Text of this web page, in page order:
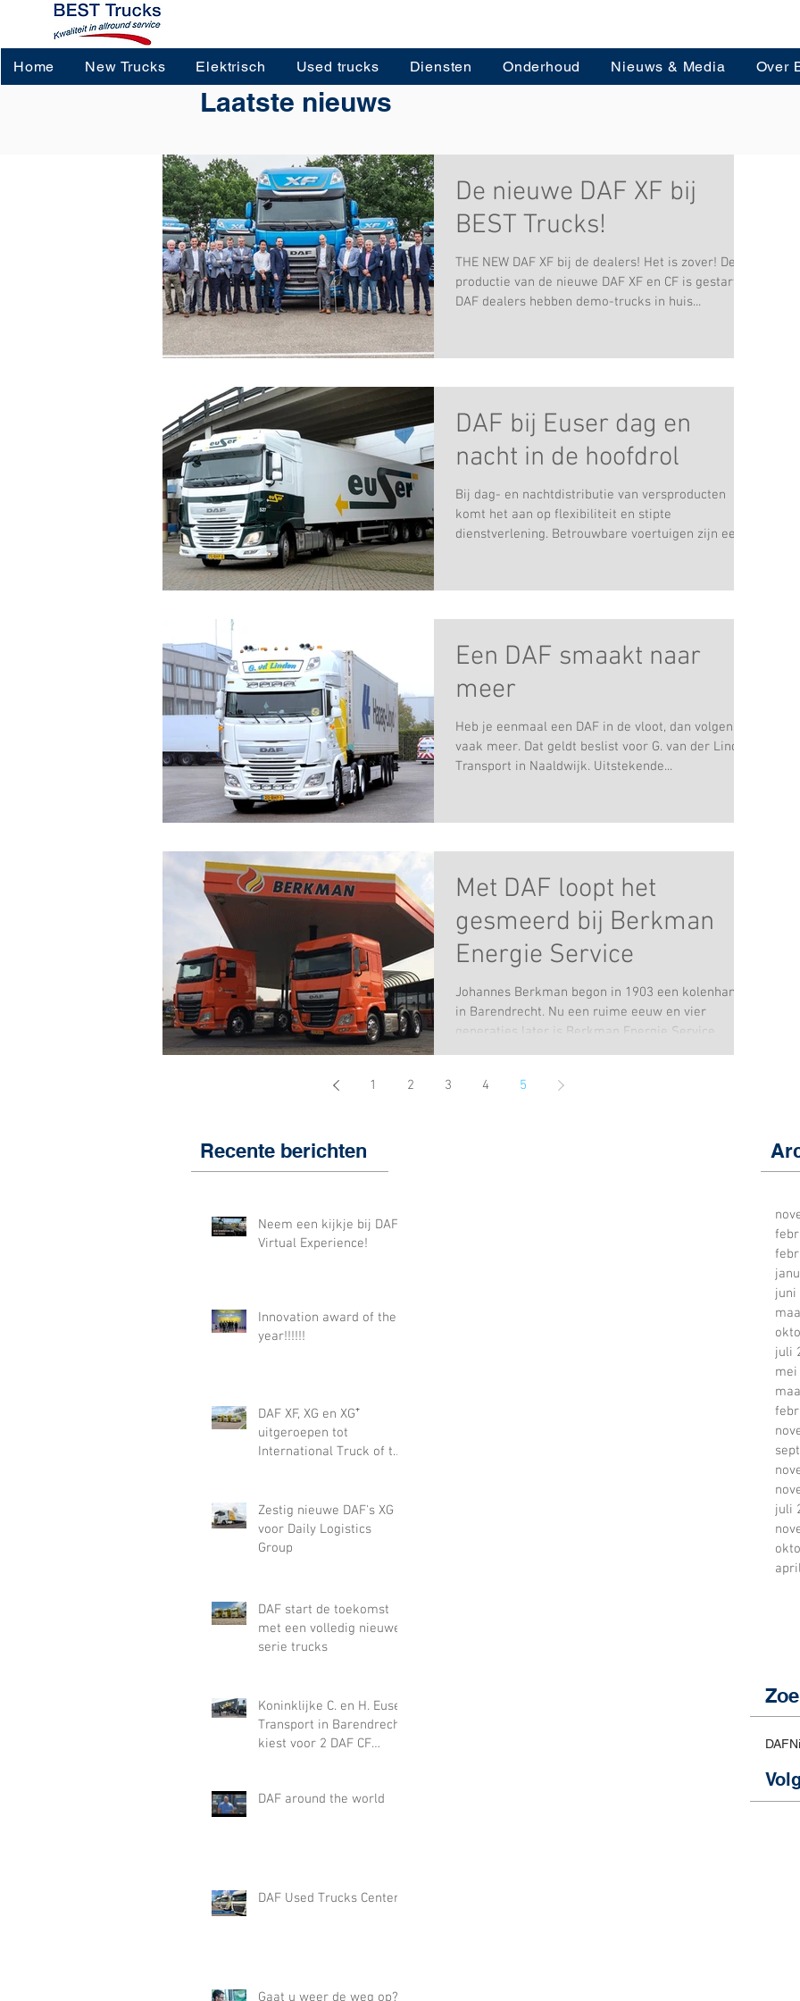
Home New Trucks Elektrisch Used trucks Diensten Onderhoud Nieuws & Media Over
Laatste nieuws
De nieuwe DAF XF bij
BEST Trucks!
THE NEW DAF XF bij de dealers! Het is zover! De
productie van de nieuwe DAF XF en CF is gestart.
DAF dealers hebben demo-trucks in huis...
DAF bij Euser dag en
nacht in de hoofdrol
Bij dag- en nachtdistributie van versproducten
komt het aan op flexibiliteit en stipte
dienstverlening. Betrouwbare voertuigen zijn een...
Een DAF smaakt naar
meer
Heb je eenmaal een DAF in de vloot, dan volgen er
vaak meer. Dat geldt beslist voor G. van der Linden
Transport in Naaldwijk. Uitstekende...
Met DAF loopt het
gesmeerd bij Berkman
Energie Service
Johannes Berkman begon in 1903 een kolenhandel
in Barendrecht. Nu een ruime eeuw en vier
generaties later is Berkman Energie Service...
1 2 3 4 5
Recente berichten
Neem een kijkje bij DAF
Virtual Experience!
Innovation award of the
year!!!!!!
DAF XF, XG en XG⁺
uitgeroepen tot
International Truck of the
Zestig nieuwe DAF's XG
voor Daily Logistics
Group
DAF start de toekomst
met een volledig nieuwe
serie trucks
Koninklijke C. en H. Euser
Transport in Barendrecht
kiest voor 2 DAF CF
DAF around the world
DAF Used Trucks Center
Gaat u weer de weg op?
juni
juli
mei
juli
DAF